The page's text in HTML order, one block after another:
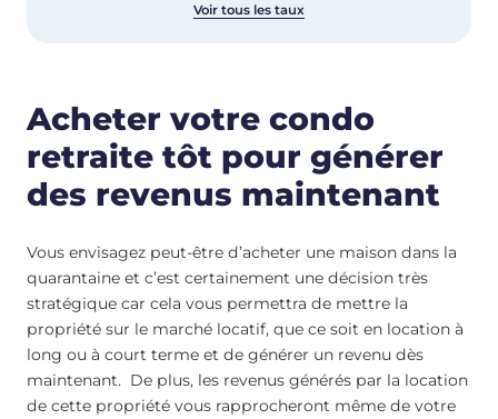
Voir tous les taux
Acheter votre condo
retraite tôt pour générer
des revenus maintenant
Vous envisagez peut-être d’acheter une maison dans la
quarantaine et c’est certainement une décision très
stratégique car cela vous permettra de mettre la
propriété sur le marché locatif, que ce soit en location à
long ou à court terme et de générer un revenu dès
maintenant. De plus, les revenus générés par la location
de cette propriété vous rapprocheront même de votre